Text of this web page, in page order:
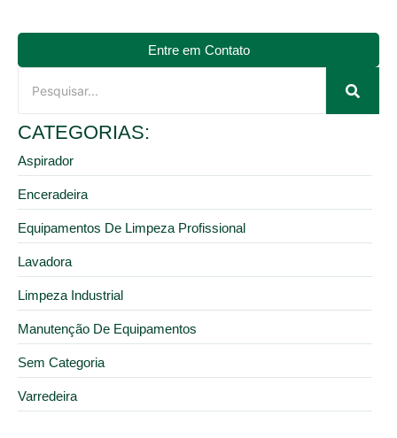
Entre em Contato
CATEGORIAS:
Aspirador
Enceradeira
Equipamentos De Limpeza Profissional
Lavadora
Limpeza Industrial
Manutenção De Equipamentos
Sem Categoria
Varredeira